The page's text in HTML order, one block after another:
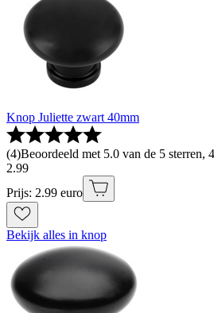
Knop Juliette zwart 40mm
(4)Beoordeeld met 5.0 van de 5 sterren,
2.99
Prijs: 2.99 euro
Bekijk alles in knop